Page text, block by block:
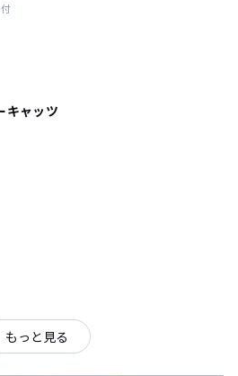
付
キャッツ
もっと見る